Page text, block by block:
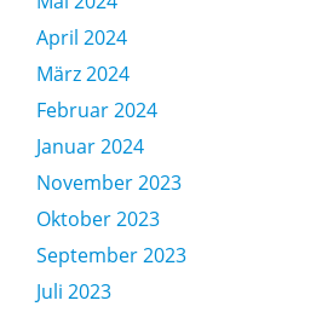
April 2024
März 2024
Februar 2024
Januar 2024
November 2023
Oktober 2023
September 2023
Juli 2023